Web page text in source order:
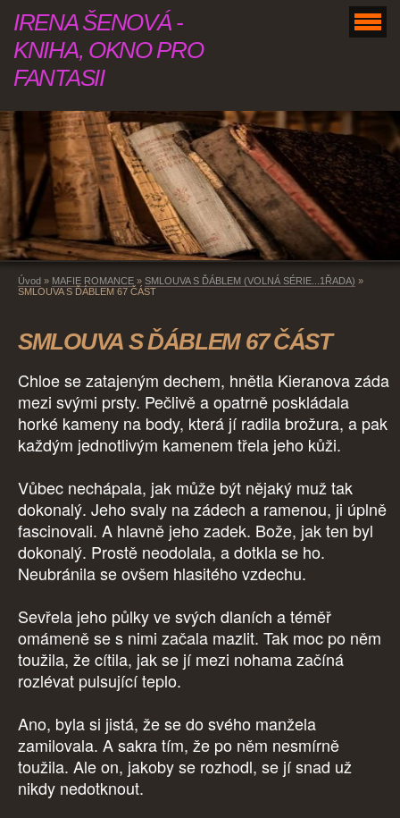
IRENA ŠENOVÁ -
KNIHA, OKNO PRO
FANTASII
Úvod » MAFIE ROMANCE » SMLOUVA S ĎÁBLEM (VOLNÁ SÉRIE...1ŘADA) »
SMLOUVA S ĎÁBLEM 67 ČÁST
SMLOUVA S ĎÁBLEM 67 ČÁST
Chloe se zatajeným dechem, hnětla Kieranova záda
mezi svými prsty. Pečlivě a opatrně poskládala
horké kameny na body, která jí radila brožura, a pak
každým jednotlivým kamenem třela jeho kůži.
Vůbec nechápala, jak může být nějaký muž tak
dokonalý. Jeho svaly na zádech a ramenou, ji úplně
fascinovali. A hlavně jeho zadek. Bože, jak ten byl
dokonalý. Prostě neodolala, a dotkla se ho.
Neubránila se ovšem hlasitého vzdechu.
Sevřela jeho půlky ve svých dlaních a téměř
omámeně se s nimi začala mazlit. Tak moc po něm
toužila, že cítila, jak se jí mezi nohama začíná
rozlévat pulsující teplo.
Ano, byla si jistá, že se do svého manžela
zamilovala. A sakra tím, že po něm nesmírně
toužila. Ale on, jakoby se rozhodl, se jí snad už
nikdy nedotknout.